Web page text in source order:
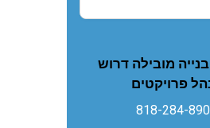
מובילה דרוש
פרויקטים
818-284-